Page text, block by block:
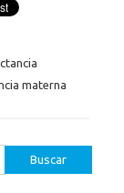
materna